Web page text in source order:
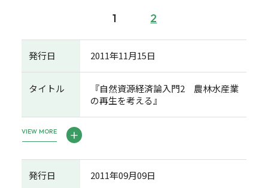
1 2
発行日 2011年11月15日
タイトル
『自然資源経済論入門2 農林水産業
の再生を考える』
VIEW MORE
発行日 2011年09月09日